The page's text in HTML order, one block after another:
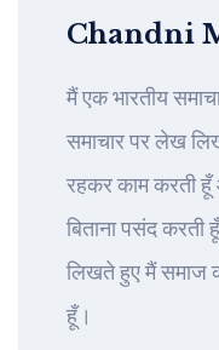
Chandni
मैं एक भारतीय
समाचार पर लेख
रहकर काम करती
बिताना पसंद करती
लिखते हुए मैं समाज
हूँ।